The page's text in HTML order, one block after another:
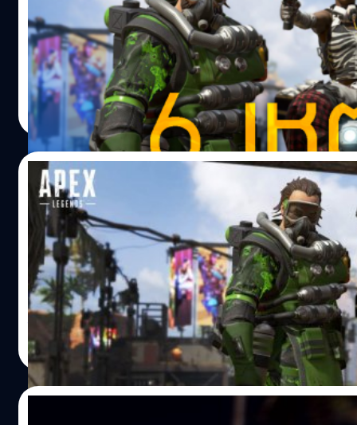
นั้นจะเป็นหุ่นยนต์แบบติดล้อตะขาบคล้ายรถถังที่ควบคุมระยะ
หรือมีสี่ขาไปเลย เพราะหุ่นที่มีสองขาแบบมนุษย์แม้จะเคลื่อนไ
ได้ดีแต่การทรงตัวก็เป็นเรื่องยาก ไหนจะเรื่องตอนล้มต้องลุกขึ้
อีกถ้าเอาไปสู้จริงคงจะไม่เหมาะ ต่างกับหุ่นที่มีล้อที่ไม่ต้องสนใ
เรื่องนั้น…
ลับมาของ Apex Legends แล้วนิ"…
นาทีนี้คงไม่มีเกมแนวแบทเทิลรอยับใดจะเหนือไปกว่า Apex
Legends อันเป็นผลงานล่าสุดจากอดีตทีมผู้สร้างซีรีส์แนวยิงมุ
มองบุคคลที่หนึ่งที่ซ้ำยังพร้อมขับหุ่นซัดกันนัวร์ Titanfall อย่าง
Respawn Entertainment ที่โคตะระมาแรงแซงเจ้าอื่นไปโดยไม่
ยากเย็นนัก เรามาดูกันดีกว่าครับว่าเพราะเหตุผลใดจึงเป็นเช่น
1. เกมเพลย์ไวและโลดโผน! Apex Legends คือเกมที่มีจังหวะก
เล่น (Game Pacing) กระฉับกระเฉง คล่องแคล่ว และว่องไวก
ทเทิลรอยัลเจ้าอื่นในตลาด และอาจกล่าวได้ว่ามันคือจุดที่เห็น
ชัดที่สุดของเกมเลยล่ะ ไม่ว่าจะทั้ง การสไลด์ที่เป็นได้ทั้งการเ
อย่างรวดเร็วและการหลบหลีกการโจมตีของศัตรู, ไม่ได้รับคว
เสียหายจากการตกจากที่สูง ซึ่งส่งผลให้การเคลื่อนที่ไปยังบริ
เป้าหมายได้อย่างรวดเร็ว (แต่จะราบรื่นไหมก็อีกเรื่องนะ), วิธี
กระสุนที่แม้จะเป็นแบบ Bullet Traveling (หรือถ้าเข้าใจโดยทั่
เลยคือ Bullet Drop นั่นแหล่ะ) แต่ก็ไม่ได้ยากเกินควบคุมหรือ
จนไม่ต้องเรียนรู้อะไร ฯลฯ 2. มีโอกาสแก้ตัว "การแพ้ทั้งที่ยังไ
คือสิ่งที่น่าเจ็บปวดใจ" โดยเฉพาะอย่างยิ่งกับในเกมแนวแบทเ
รอยัล ซึ่งจริงอยู่ที่ใครหลายคนอาจจะมองว่ามันคืออรรถรสขอ
การเอาตัวรอด แต่ในมุมมองของคนที่ต้องโดนหมัดกระแทกห
ลวนลามทางวาจาผ่านไมโครโฟน ไปจนถึงต่อตัวเป็นมนุษย์ตะ
ในห้องลอบบี้เพื่อรอให้คนครบและเข้าเกม มันเป็นอะไรที่เสียเว
และชวนให้เบื่อหน่ายเอามาก ๆ Apex Legends เลยแก้ปัญหาใ
ส่วนนี้ได้อย่างตรงจุดด้วยการที่ตัวเกมจะมอบโอกาสแก้ตัวให้
วรายุทธ เชิดศรีชูเกียรติ| 2714 days ago
Read More
07/02/2019
Apex Legends เปิดตัวเเรง ตอนนี้มียอดผู้เล่น
1 ล้านคนเเล้ว ในเวลาเพียง 8 ชั่วโมง
Apex Legends เปิดตัวเเรง ตอนนี้มียอดผู้เล่นทะลุ 1 ล้านคนเเ
ในเวลาเพียง 8 ชั่วโมง
จีรนาถ เรืองทรัพย์| 2740 days ago
Read More